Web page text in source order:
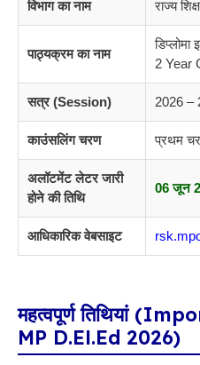
विभाग का नाम राज्य
पाठ्यक्रम का नाम
2 Year
सत्र (Session) 2026 –
काउंसलिंग चरण प्रथम
अलॉटमेंट लेटर जारी
होने की तिथि
06 जून
आधिकारिक वेबसाइट
महत्वपूर्ण तिथियां
MP D.El.Ed 2026)